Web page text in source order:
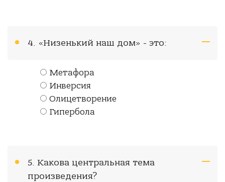
4. «Низенький наш дом» - это:
Метафора
Инверсия
Олицетворение
Гипербола
5. Какова центральная тема
произведения?